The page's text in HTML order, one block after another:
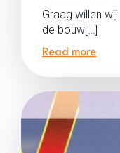
Graag willen
de bouw[…]
Read more